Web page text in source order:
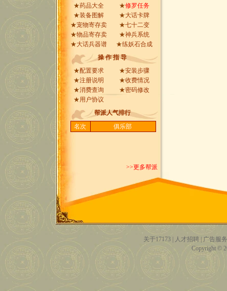
★药品大全 ★修罗任务
★装备图解 ★大话卡牌
★宠物寄存卖 ★七十二变
★物品寄存卖 ★神兵系统
★大话兵器谱 ★练妖石合成
操 作 指 导
★配置要求 ★安装步骤
★注册说明 ★收费情况
★消费查询 ★密码修改
★用户协议
帮派人气排行
名次
俱乐部
>>更多帮派
关于17173 人才招聘
广告服务
Copyright ©